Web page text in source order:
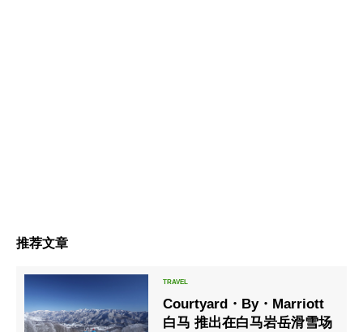
推荐文章
Courtyard・By・Marriott
白马 推出在白马岩岳滑雪场